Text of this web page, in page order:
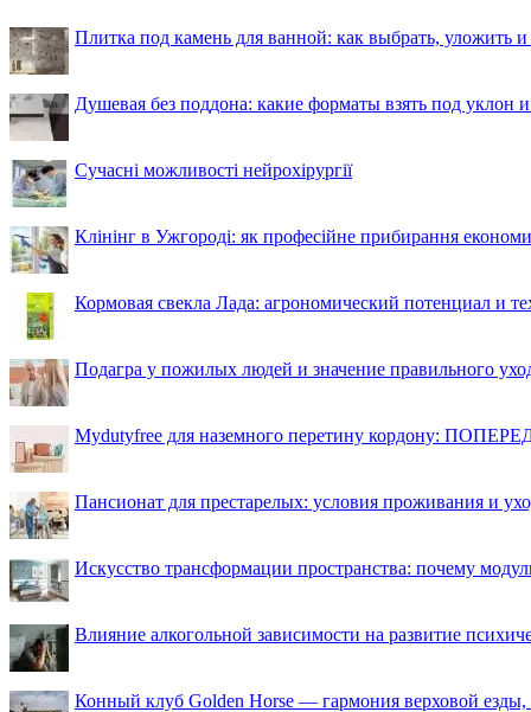
Плитка под камень для ванной: как выбрать, уложить
Душевая без поддона: какие форматы взять под уклон
Сучасні можливості нейрохірургії
Клінінг в Ужгороді: як професійне прибирання
Кормовая свекла Лада: агрономический потенциал и
Подагра у пожилых людей и значение правильного
Mydutyfree для наземного перетину кордону:
Пансионат для престарелых: условия проживания и
Искусство трансформации пространства: почему
Влияние алкогольной зависимости на развитие
Конный клуб Golden Horse — гармония верховой езды,